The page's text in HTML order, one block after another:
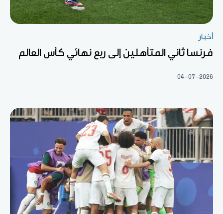
أخبار
فرنسا ثاني المتأهلين إلى ربع نهائي كأس العالم
04-07-2026